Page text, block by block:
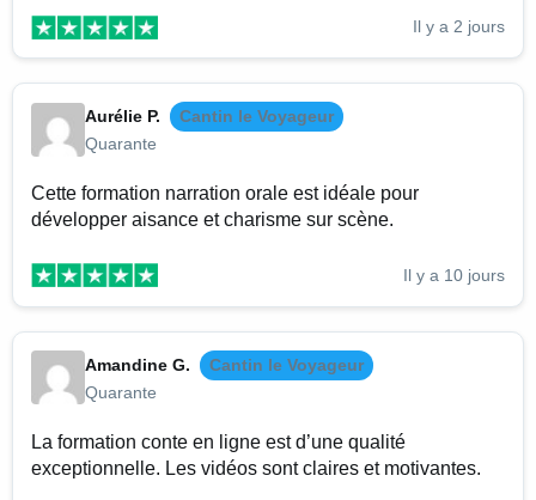
Il y a 2 jours
Aurélie P.
Cantin le Voyageur
Quarante
Cette formation narration orale est idéale pour
développer aisance et charisme sur scène.
Il y a 10 jours
Amandine G.
Cantin le Voyageur
Quarante
La formation conte en ligne est d’une qualité
exceptionnelle. Les vidéos sont claires et motivantes.